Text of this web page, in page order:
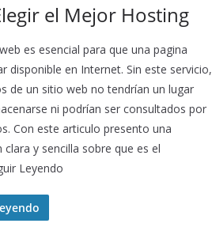
el Mejor Hosting
es esencial para que una pagina
disponible en Internet. Sin este servicio,
de un sitio web no tendrían un lugar
ni podrían ser consultados por
Con este articulo presento una
clara y sencilla sobre que es el
Leyendo